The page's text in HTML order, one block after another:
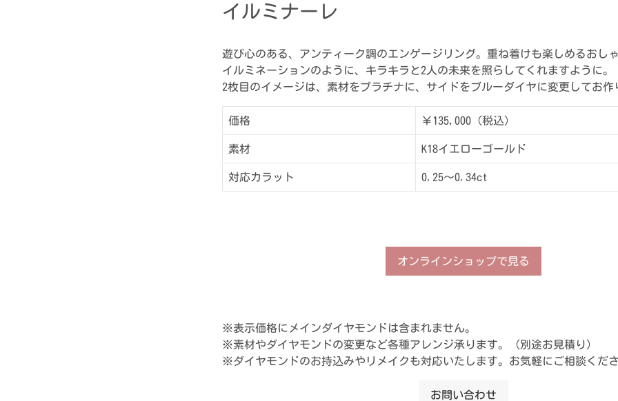
イルミナーレ
遊び心のある、アンティーク調のエンゲージリング。重ね着けも楽しめるおし
イルミネーションのように、キラキラと2人の未来を照らしてくれますように。
2枚目のイメージは、素材をプラチナに、サイドをブルーダイヤに変更してお作
価格 ￥135,000（税込）
素材 K18イエローゴールド
対応カラット 0.25～0.34ct
オンラインショップで見る
※表示価格にメインダイヤモンドは含まれません。
※素材やダイヤモンドの変更など各種アレンジ承ります。（別途お見積り）
※ダイヤモンドのお持込みやリメイクも対応いたします。お気軽にご相談くだ
お問い合わせ